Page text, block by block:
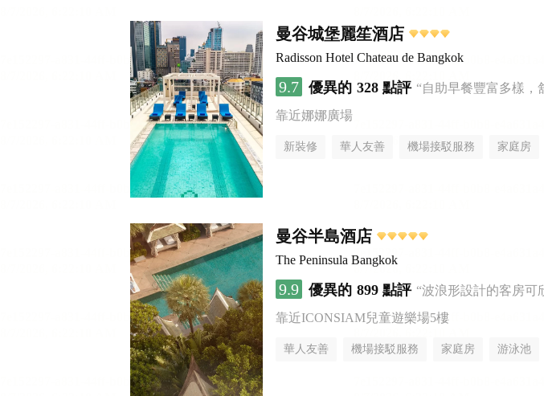
曼谷城堡麗笙酒店
Radisson Hotel Chateau de Bangkok
9.7 優異的 328 點評 “自助早餐豐富多樣，
靠近娜娜廣場
新裝修 華人友善 機場接駁服務 家庭房
曼谷半島酒店
The Peninsula Bangkok
9.9 優異的 899 點評 “波浪形設計的客房可
靠近ICONSIAM兒童遊樂場5樓
華人友善 機場接駁服務 家庭房 游泳池